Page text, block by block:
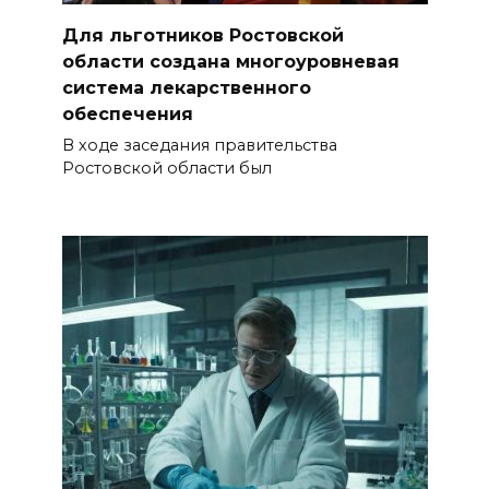
Александр Брод – о
современных подходах к
контролю за выборами и
подготовке наблюдателей на
Дону
В донских школах к 1 сентября
обновят учебники
06 августа 2026 15:10
В Ростовской области до
конца года откроют 49
спортивных объектов
06 августа 2026 15:01
Для льготников Ростовской
области создана многоуровневая
система лекарственного
обеспечения
В ходе заседания правительства
Ростовской области был